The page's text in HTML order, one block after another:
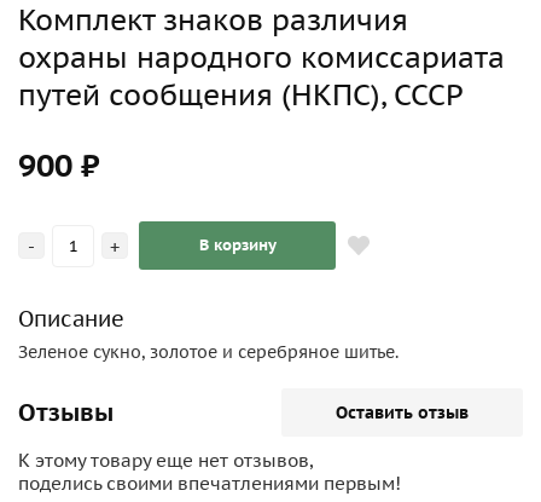
Комплект знаков различия
охраны народного комиссариата
путей сообщения (НКПС), СССР
900 ₽
- + В корзину
Описание
Зеленое сукно, золотое и серебряное шитье.
Отзывы Оставить отзыв
К этому товару еще нет отзывов,
поделись своими впечатлениями первым!